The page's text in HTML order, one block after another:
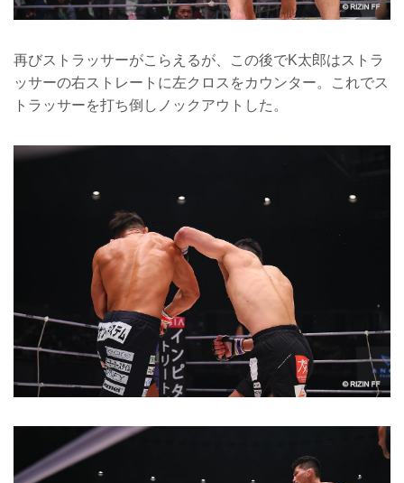
再びストラッサーがこらえるが、この後でK太郎はストラ
ッサーの右ストレートに左クロスをカウンター。これでス
トラッサーを打ち倒しノックアウトした。